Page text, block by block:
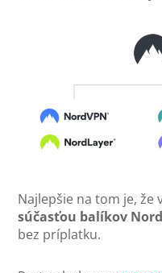
Najlepšie na tom je,
súčasťou balíkov
bez príplatku.